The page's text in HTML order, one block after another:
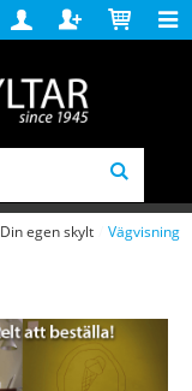
Logga
in
Skapa
konto
Varukorg
Din egen skylt
Vägvisning